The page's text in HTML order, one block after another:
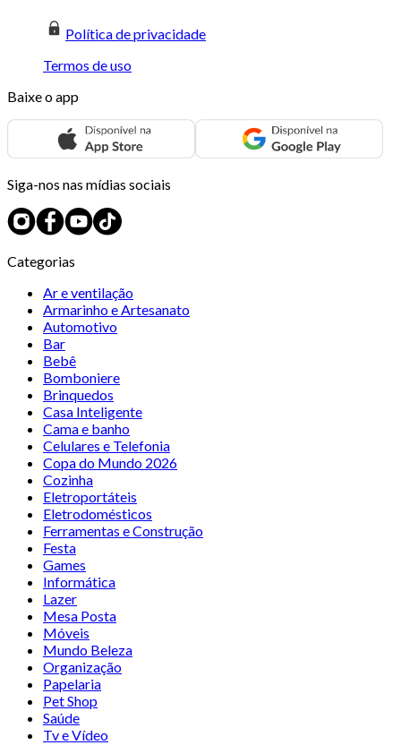
Política de privacidade
Termos de uso
Baixe o app
Siga-nos nas mídias sociais
Categorias
Ar e ventilação
Armarinho e Artesanato
Automotivo
Bar
Bebê
Bomboniere
Brinquedos
Casa Inteligente
Cama e banho
Celulares e Telefonia
Copa do Mundo 2026
Cozinha
Eletroportáteis
Eletrodomésticos
Ferramentas e Construção
Festa
Games
Informática
Lazer
Mesa Posta
Móveis
Mundo Beleza
Organização
Papelaria
Pet Shop
Saúde
Tv e Vídeo